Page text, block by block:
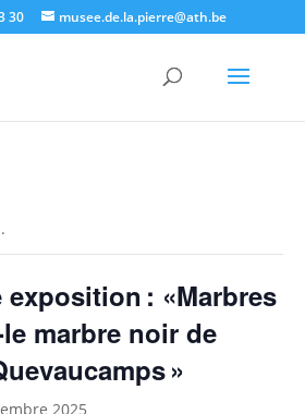
30 musee.de.la.pierre@ath.be
: «Marbres
marbre noir de
»
2025